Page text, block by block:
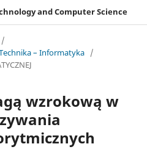
and Computer Science
/
– Informatyka /
wzrokową w